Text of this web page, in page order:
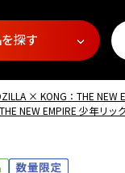
探す
× KONG：THE NEW
NEW EMPIRE 少年リッ